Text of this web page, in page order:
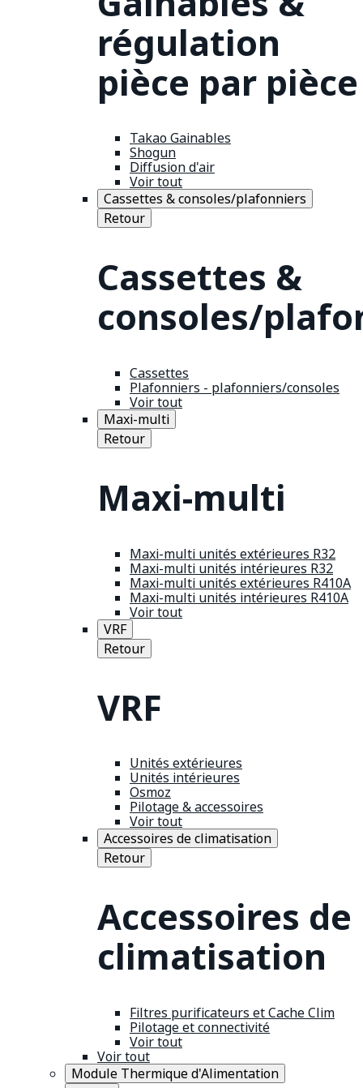
régulation
pièce par pièce
Takao Gainables
Shogun
Diffusion d'air
Voir tout
Cassettes & consoles/plafonniers
Retour
Cassettes &
consoles/
Cassettes
Plafonniers - plafonniers/consoles
Voir tout
Maxi-multi
Retour
Maxi-multi
Maxi-multi unités extérieures R32
Maxi-multi unités intérieures R32
Maxi-multi unités extérieures R410A
Maxi-multi unités intérieures R410A
Voir tout
VRF
Retour
VRF
Unités extérieures
Unités intérieures
Osmoz
Pilotage & accessoires
Voir tout
Accessoires de climatisation
Retour
Accessoires de
climatisation
Filtres purificateurs et Cache Clim
Pilotage et connectivité
Voir tout
Voir tout
Module Thermique d'Alimentation